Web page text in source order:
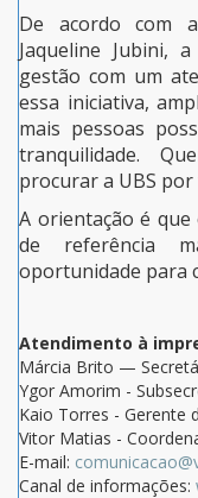
De acordo com
Jaqueline Jubini,
gestão com um
essa iniciativa,
mais pessoas
tranquilidade.
procurar a UBS por
A orientação é
de referência
oportunidade para
Atendimento à
Márcia Brito —
Ygor Amorim -
Kaio Torres - Gerente
Vitor Matias -
E-mail:
Canal de informações: